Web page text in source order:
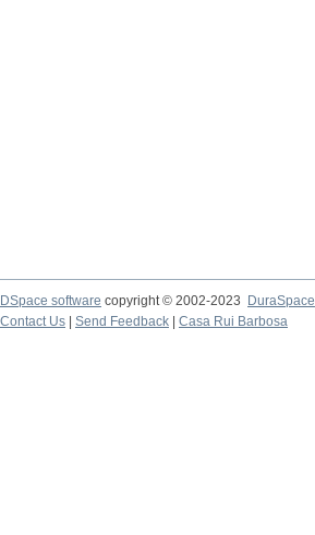
DSpace software copyright © 2002-2023
DuraSpace
Contact Us
Send Feedback Casa Rui Barbosa